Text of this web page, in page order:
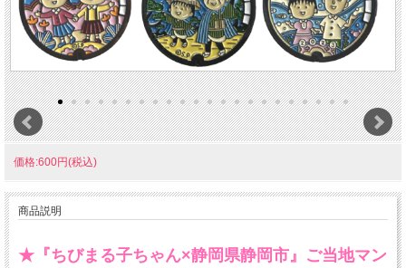
価格:600円(税込)
商品説明
★『ちびまる子ちゃん×静岡県静岡市』ご当地マン